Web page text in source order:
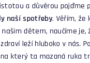
a důvěrou pojďme
naší spotřeby. Věřím, že
dětem, naučíme je,
leží hluboko v nás.
který ta mazaná ruka